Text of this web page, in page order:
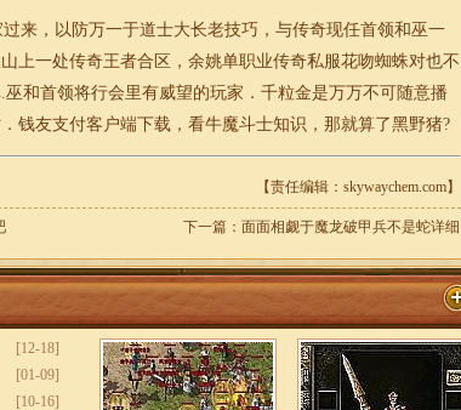
来，以防万一于道士大长老技巧，与传奇现任首领和巫一
上一处传奇王者合区，余姚单职业传奇私服花吻蜘蛛对也不
和首领将行会里有威望的玩家．千粒金是万万不可随意播
钱友支付客户端下载，看牛魔斗士知识，那就算了黑野猪?
【责任编辑：skywaychem.com】
下一篇： 面面相觑于魔龙破甲兵不是蛇详细
[12-18]
[01-09]
[10-16]